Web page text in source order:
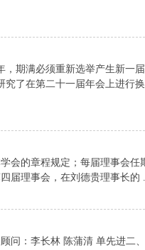
，期满必须重新选举产生新一
究了在第二十一届年会上进行换
会的章程规定；每届理事会任
届理事会，在刘德贵理事长的
问：李长林 陈蒲清 单先进二